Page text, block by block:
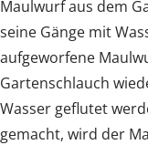
Maulwurf aus dem
seine Gänge mit
aufgeworfene
Gartenschlauch
Wasser geflutet
gemacht, wird der